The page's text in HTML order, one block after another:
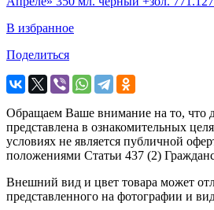
В избранное
Поделиться
Обращаем Ваше внимание на то, что
представлена в ознакомительных
условиях не является публичной
положениями Статьи 437 (2)
Внешний вид и цвет товара может
представленного на фотографии и